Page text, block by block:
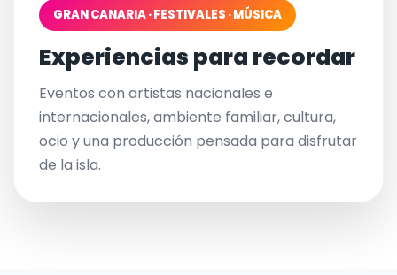
GRAN CANARIA · FESTIVALES · MÚSICA
Experiencias para recordar
Eventos con artistas nacionales e
internacionales, ambiente familiar, cultura,
ocio y una producción pensada para disfrutar
de la isla.